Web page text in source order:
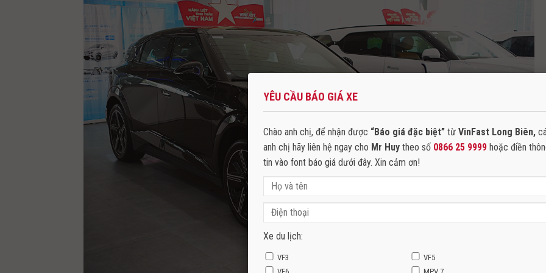
YÊU CẦU BÁO GIÁ XE
Chào anh chị, để nhận được “Báo giá đặc biệt” từ VinFast Long Biên,
anh chị hãy liên hệ ngay cho Mr Huy theo số 0866 25 9999 hoặc điền
tin vào font báo giá dưới đây. Xin cảm ơn!
Xe du lịch:
VF3
VF5